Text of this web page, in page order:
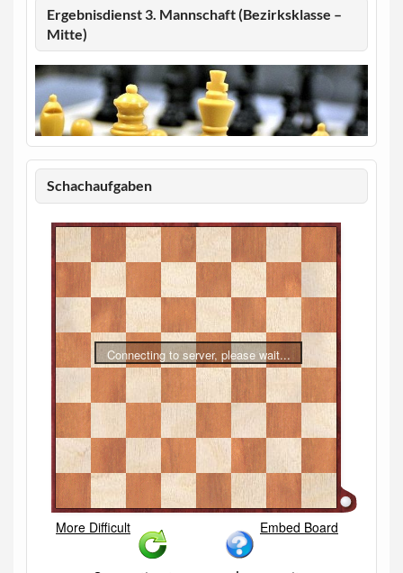
Ergebnisdienst 3. Mannschaft (Bezirksklasse –
Mitte)
Schachaufgaben